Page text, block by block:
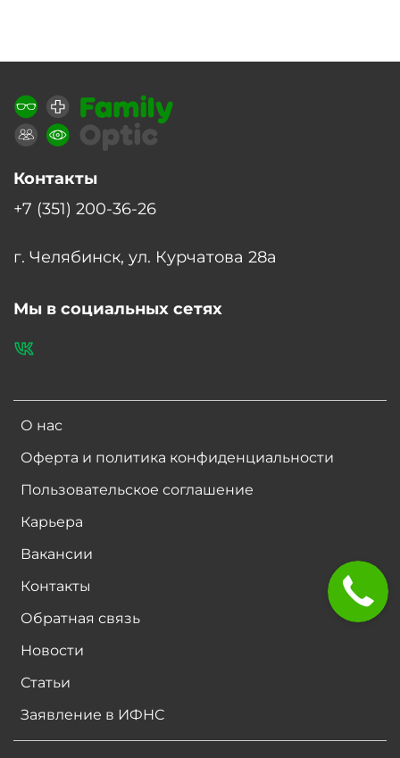
О нас
Оферта и политика конфиденциальности
Пользовательское соглашение
Карьера
Вакансии
Контакты
Обратная связь
Новости
Статьи
Заявление в ИФНС
Контакты
+7 (351) 200-36-26
г. Челябинск, ул. Курчатова 28а
Мы в социальных сетях